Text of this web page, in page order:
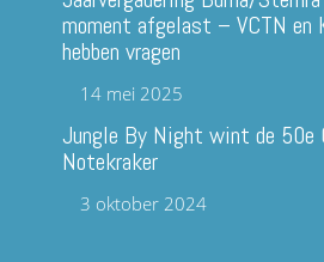
moment afgelast – VCTN en
hebben vragen
14 mei 2025
Jungle By Night wint de 50e
Notekraker
3 oktober 2024